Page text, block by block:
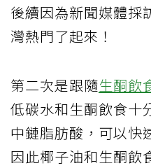
後續因為新聞媒體採
灣熱門了起來！
第二次是跟隨生酮飲
低碳水和生酮飲食十
中鏈脂肪酸，可以快
因此椰子油和生酮飲